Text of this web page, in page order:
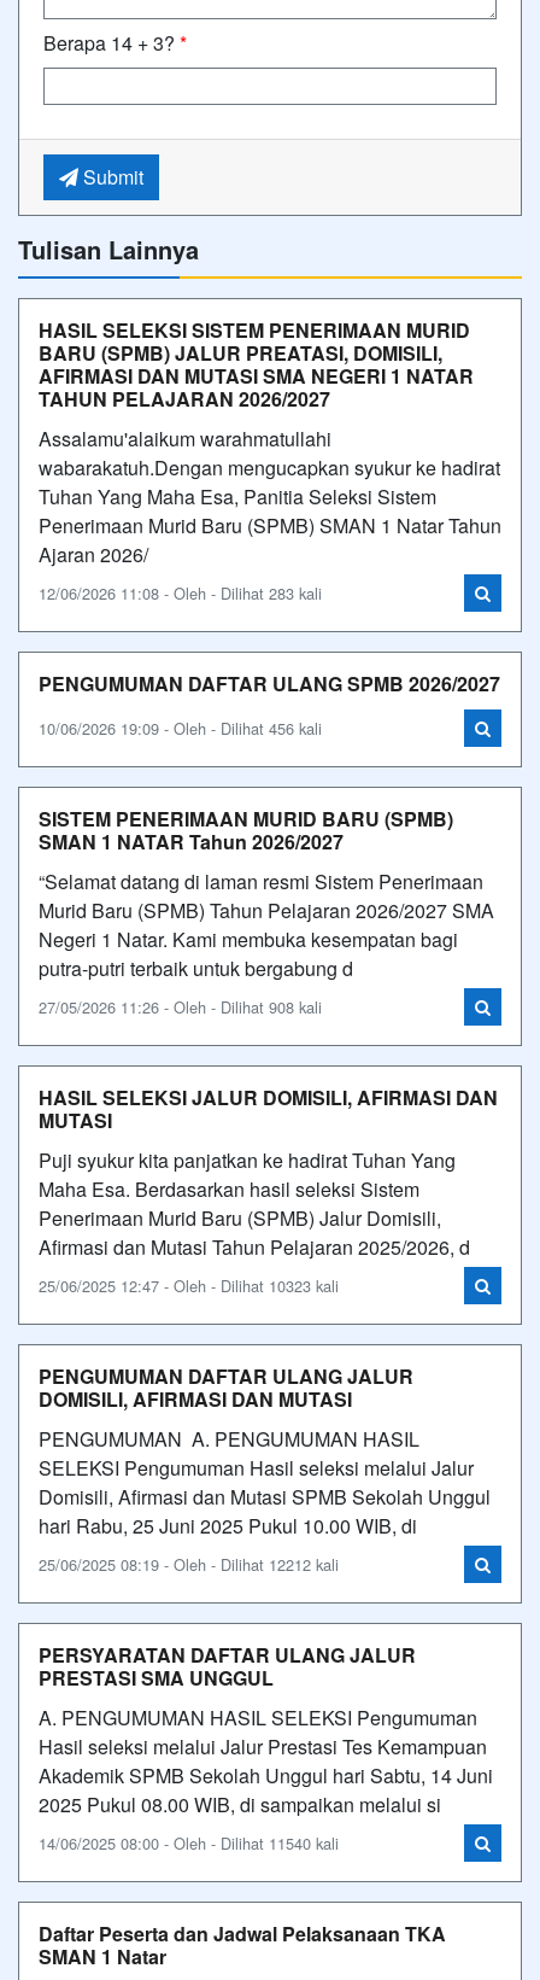
Berapa 14 + 3? *
Submit
Tulisan Lainnya
HASIL SELEKSI SISTEM PENERIMAAN MURID
BARU (SPMB) JALUR PREATASI, DOMISILI,
AFIRMASI DAN MUTASI SMA NEGERI 1 NATAR
TAHUN PELAJARAN 2026/2027
Assalamu'alaikum warahmatullahi
wabarakatuh.Dengan mengucapkan syukur ke hadirat
Tuhan Yang Maha Esa, Panitia Seleksi Sistem
Penerimaan Murid Baru (SPMB) SMAN 1 Natar Tahun
Ajaran 2026/
12/06/2026 11:08 - Oleh - Dilihat 283 kali
PENGUMUMAN DAFTAR ULANG SPMB 2026/2027
10/06/2026 19:09 - Oleh - Dilihat 456 kali
SISTEM PENERIMAAN MURID BARU (SPMB)
SMAN 1 NATAR Tahun 2026/2027
“Selamat datang di laman resmi Sistem Penerimaan
Murid Baru (SPMB) Tahun Pelajaran 2026/2027 SMA
Negeri 1 Natar. Kami membuka kesempatan bagi
putra-putri terbaik untuk bergabung d
27/05/2026 11:26 - Oleh - Dilihat 908 kali
HASIL SELEKSI JALUR DOMISILI, AFIRMASI DAN
MUTASI
Puji syukur kita panjatkan ke hadirat Tuhan Yang
Maha Esa. Berdasarkan hasil seleksi Sistem
Penerimaan Murid Baru (SPMB) Jalur Domisili,
Afirmasi dan Mutasi Tahun Pelajaran 2025/2026, d
25/06/2025 12:47 - Oleh - Dilihat 10323 kali
PENGUMUMAN DAFTAR ULANG JALUR
DOMISILI, AFIRMASI DAN MUTASI
PENGUMUMAN A. PENGUMUMAN HASIL
SELEKSI Pengumuman Hasil seleksi melalui Jalur
Domisili, Afirmasi dan Mutasi SPMB Sekolah Unggul
hari Rabu, 25 Juni 2025 Pukul 10.00 WIB, di
25/06/2025 08:19 - Oleh - Dilihat 12212 kali
PERSYARATAN DAFTAR ULANG JALUR
PRESTASI SMA UNGGUL
A. PENGUMUMAN HASIL SELEKSI Pengumuman
Hasil seleksi melalui Jalur Prestasi Tes Kemampuan
Akademik SPMB Sekolah Unggul hari Sabtu, 14 Juni
2025 Pukul 08.00 WIB, di sampaikan melalui si
14/06/2025 08:00 - Oleh - Dilihat 11540 kali
Daftar Peserta dan Jadwal Pelaksanaan TKA
SMAN 1 Natar